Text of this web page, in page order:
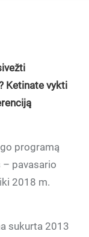
Ketinate vykti
programą
pavasario
2018 m.
sukurta 2013